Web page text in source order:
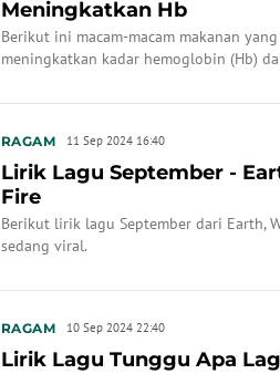
Meningkatkan Hb
Berikut ini macam-macam makanan
meningkatkan kadar hemoglobin (Hb)
RAGAM 11 Sep 2024 16:40
Lirik Lagu September -
Fire
Berikut lirik lagu September dari Earth,
sedang viral.
RAGAM 10 Sep 2024 22:40
Lirik Lagu Tunggu Apa